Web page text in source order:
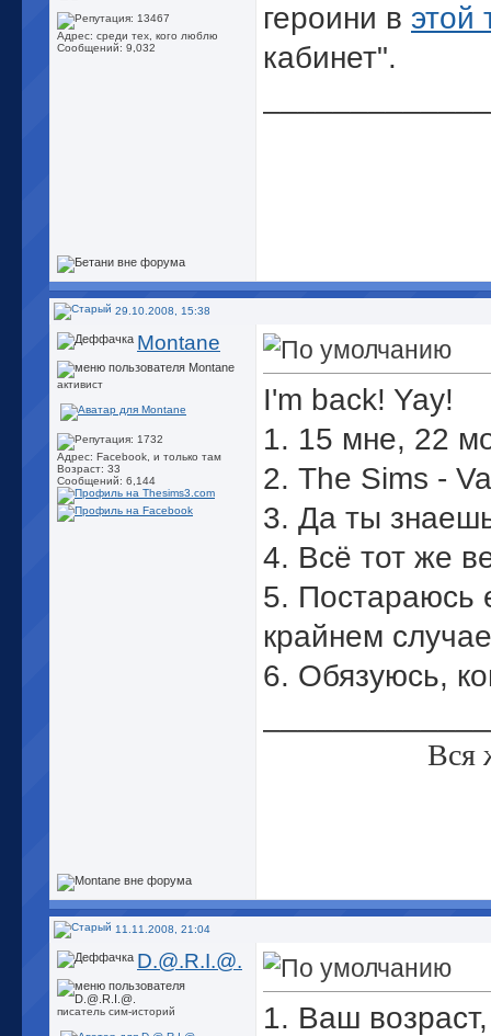
Адрес: среди тех, кого люблю
Сообщений: 9,032
героини в этой
кабинет".
29.10.2008, 15:38
Montane
активист
Адрес: Facebook, и только там
Возраст: 33
Сообщений: 6,144
I'm back! Yay!
1. 15 мне, 22
2. The Sims -
3. Да ты
4. Всё тот же
5. Постараюсь
крайнем
6. Обязуюсь,
Вся
11.11.2008, 21:04
D.@.R.I.@.
писатель сим-историй
1. Ваш